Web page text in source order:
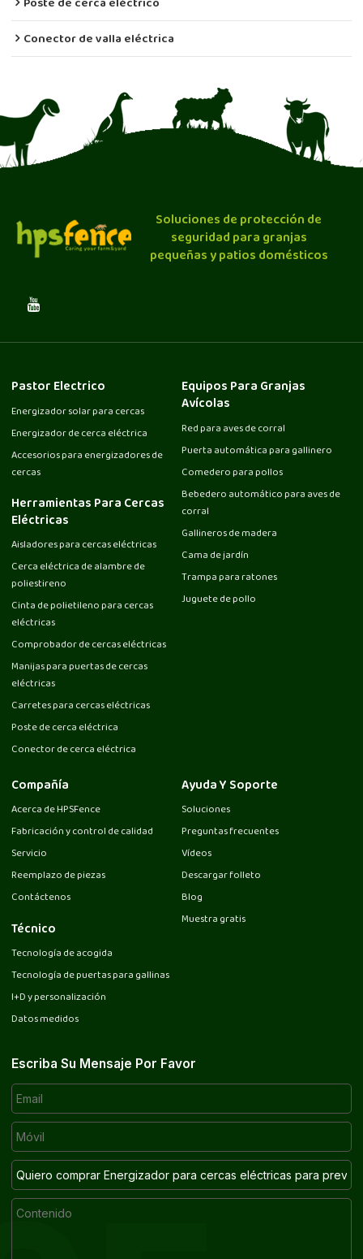
Conector de valla eléctrica
Soluciones de protección de
seguridad para granjas
pequeñas y patios domésticos
Pastor Electrico
Energizador solar para cercas
Energizador de cerca eléctrica
Accesorios para energizadores de
cercas
Herramientas Para Cercas
Eléctricas
Aisladores para cercas eléctricas
Cerca eléctrica de alambre de
poliestireno
Cinta de polietileno para cercas
eléctricas
Comprobador de cercas eléctricas
Manijas para puertas de cercas
eléctricas
Carretes para cercas eléctricas
Poste de cerca eléctrica
Conector de cerca eléctrica
Equipos Para Granjas
Avícolas
Red para aves de corral
Puerta automática para gallinero
Comedero para pollos
Bebedero automático para aves de
corral
Gallineros de madera
Cama de jardín
Trampa para ratones
Juguete de pollo
Compañía
Acerca de HPSFence
Fabricación y control de calidad
Servicio
Reemplazo de piezas
Contáctenos
Técnico
Tecnología de acogida
Tecnología de puertas para gallinas
I+D y personalización
Datos medidos
Ayuda Y Soporte
Soluciones
Preguntas frecuentes
Vídeos
Descargar folleto
Blog
Muestra gratis
Escriba Su Mensaje Por Favor